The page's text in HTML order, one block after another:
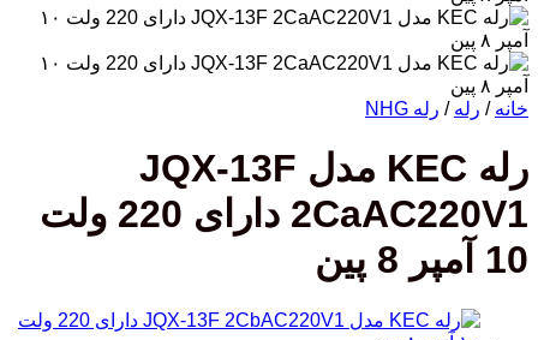
خانه / رله / رله NHG
رله KEC مدل JQX-13F
2CaAC220V1 دارای 220 ولت
10 آمپر 8 پین